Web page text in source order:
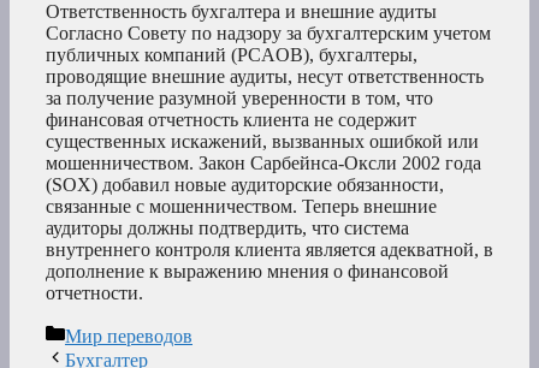
Ответственность бухгалтера и внешние аудиты
Согласно Совету по надзору за бухгалтерским учетом
публичных компаний (PCAOB), бухгалтеры,
проводящие внешние аудиты, несут ответственность
за получение разумной уверенности в том, что
финансовая отчетность клиента не содержит
существенных искажений, вызванных ошибкой или
мошенничеством. Закон Сарбейнса-Оксли 2002 года
(SOX) добавил новые аудиторские обязанности,
связанные с мошенничеством. Теперь внешние
аудиторы должны подтвердить, что система
внутреннего контроля клиента является адекватной, в
дополнение к выражению мнения о финансовой
отчетности.
Рубрики
Мир переводов
Бухгалтер